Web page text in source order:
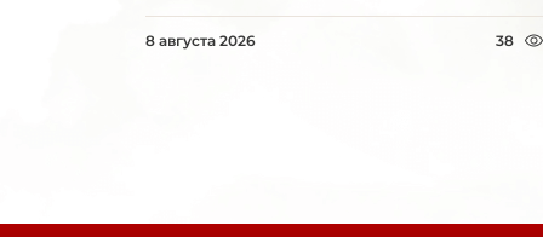
8 августа 2026 38